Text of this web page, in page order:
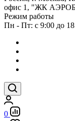
офис 1, "ЖК
Режим работы
Пн - Пт: с 9:00 до
0